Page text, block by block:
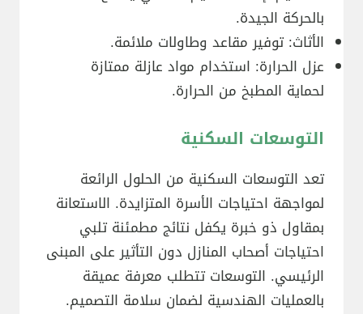
بالحركة الجيدة.
الأثاث: توفير مقاعد وطاولات ملائمة.
عزل الحرارة: استخدام مواد عازلة ممتازة
لحماية المطبخ من الحرارة.
التوسعات السكنية
تعد التوسعات السكنية من الحلول الرائعة
لمواجهة احتياجات الأسرة المتزايدة. الاستعانة
بمقاول ذو خبرة يكفل نتائج مطمئنة تلبي
احتياجات أصحاب المنازل دون التأثير على المبنى
الرئيسي. التوسعات تتطلب معرفة عميقة
بالعمليات الهندسية لضمان سلامة التصميم.